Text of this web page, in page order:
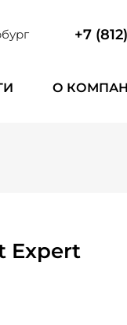
+7
О
Expert